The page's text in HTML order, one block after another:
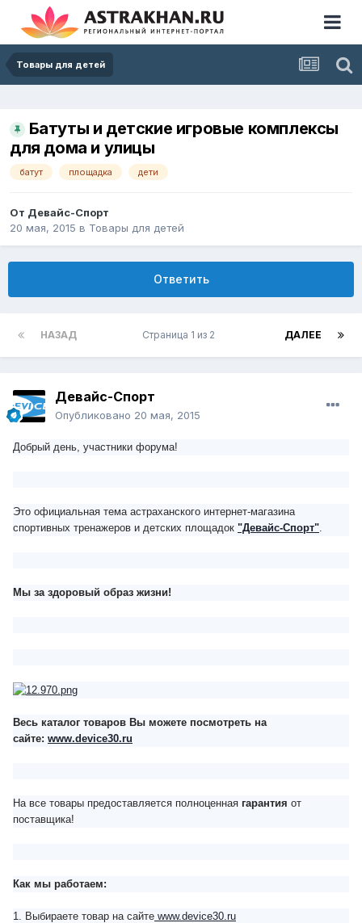
Товары для детей
Батуты и детские игровые комплексы
для дома и улицы
батут площадка дети
От Девайс-Спорт
20 мая, 2015 в Товары для детей
Ответить
НАЗАД ДАЛЕЕ
Страница 1 из 2
Девайс-Спорт
Опубликовано 20 мая, 2015
Добрый день, участники форума!
Это официальная тема астраханского интернет-магазина
спортивных тренажеров и детских площадок "Девайс-Спорт".
Мы за здоровый образ жизни!
Весь каталог товаров Вы можете посмотреть на
сайте: www.device30.ru
На все товары предоставляется полноценная гарантия от
поставщика!
Как мы работаем:
1. Выбираете товар на сайте www.device30.ru